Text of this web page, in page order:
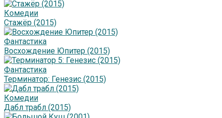
Комедии
Стажёр (2015)
Фантастика
Восхождение Юпитер (2015)
Фантастика
Терминатор: Генезис (2015)
Комедии
Дабл трабл (2015)